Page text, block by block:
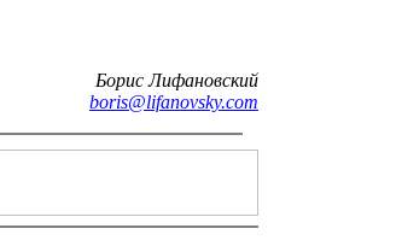
Борис Лифановский
boris@lifanovsky.com